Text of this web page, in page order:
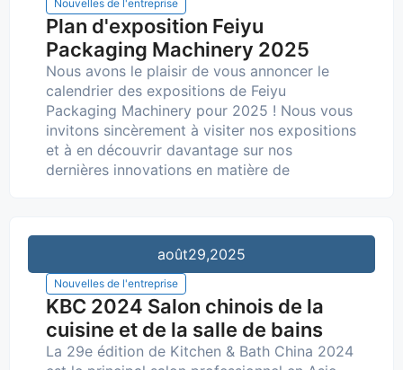
Nouvelles de l'entreprise
Plan d'exposition Feiyu
Packaging Machinery 2025
Nous avons le plaisir de vous annoncer le
calendrier des expositions de Feiyu
Packaging Machinery pour 2025 ! Nous vous
invitons sincèrement à visiter nos expositions
et à en découvrir davantage sur nos
dernières innovations en matière de
août29,2025
Nouvelles de l'entreprise
KBC 2024 Salon chinois de la
cuisine et de la salle de bains
La 29e édition de Kitchen & Bath China 2024